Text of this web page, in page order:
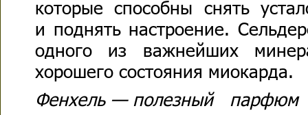
которые способны снять
и поднять настроение.
одного из важнейших
хорошего состояния миокарда.
Фенхель — полезный парфюм